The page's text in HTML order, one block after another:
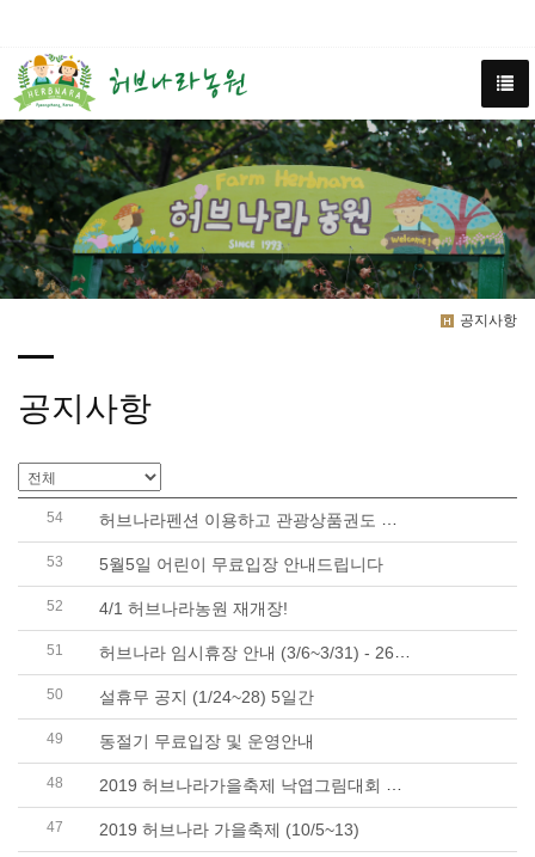
공지사항
공지사항
54 허브나라펜션 이용하고 관광상품권도 받아보세요!-종..
53 5월5일 어린이 무료입장 안내드립니다
52 4/1 허브나라농원 재개장!
51 허브나라 임시휴장 안내 (3/6~3/31) - 26일간
50 설휴무 공지 (1/24~28) 5일간
49 동절기 무료입장 및 운영안내
48 2019 허브나라가을축제 낙엽그림대회 결과발표
47 2019 허브나라 가을축제 (10/5~13)